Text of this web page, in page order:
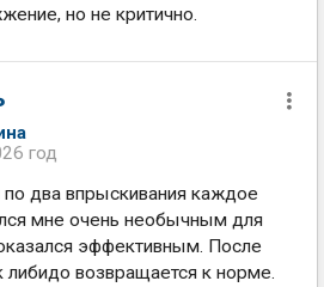
но не критично.
год
по два впрыскивания каждое
мне очень необычным для
эффективным. После
либидо возвращается к норме.